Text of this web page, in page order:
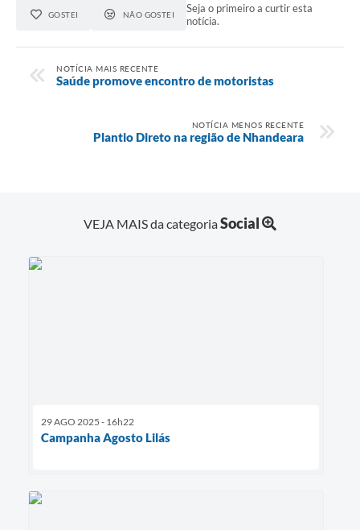
GOSTEI NÃO GOSTEI
Seja o primeiro a curtir esta
notícia.
NOTÍCIA MAIS RECENTE
Saúde promove encontro de motoristas
NOTÍCIA MENOS RECENTE
Plantio Direto na região de Nhandeara
VEJA MAIS da categoriaSocial
29 AGO 2025 - 16h22
Campanha Agosto Lilás